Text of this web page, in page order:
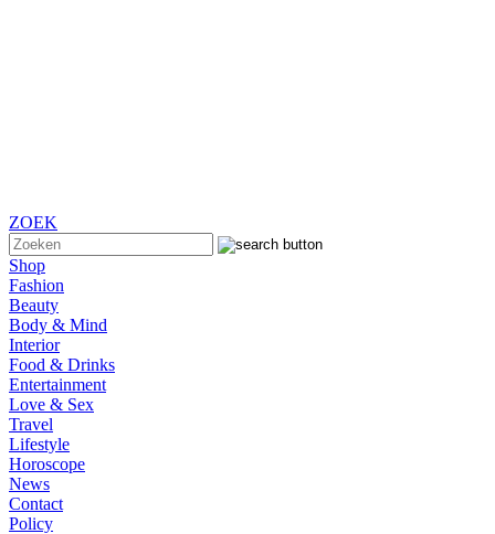
ZOEK
Shop
Fashion
Beauty
Body & Mind
Interior
Food & Drinks
Entertainment
Love & Sex
Travel
Lifestyle
Horoscope
News
Contact
Policy